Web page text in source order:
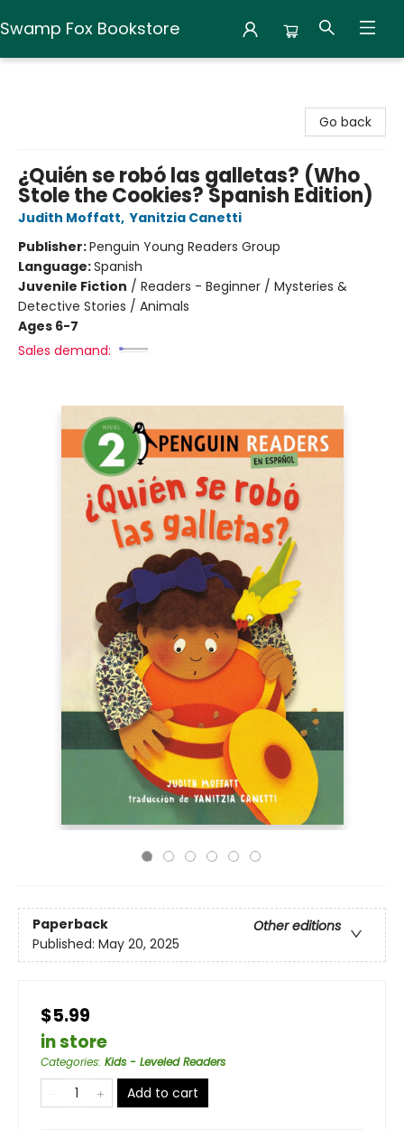
Swamp Fox Bookstore
Go back
¿Quién se robó las galletas? (Who
Stole the Cookies? Spanish Edition)
Judith Moffatt, Yanitzia Canetti
Publisher:Penguin Young Readers Group
Language:Spanish
Juvenile Fiction / Readers - Beginner / Mysteries &
Detective Stories / Animals
Ages 6-7
Sales demand:
Paperback
Other editions
Published: May 20, 2025
$5.99
in store
Categories: Kids - Leveled Readers
Add to cart